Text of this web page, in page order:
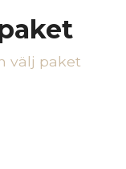
välj paket